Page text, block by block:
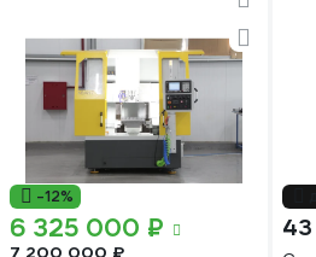
-12%
6 325 000 ₽
7 200 000 ₽